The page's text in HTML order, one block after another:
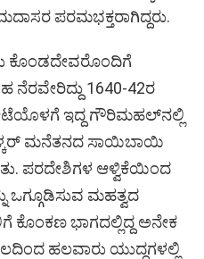
ಪರಮಭಕ್ತರಾಗಿದ್ದರು.
ಕೊಂಡದೇವರೊಂದಿಗೆ
1640-42ರ
ಇದ್ದ ಗೌರಿಮಹಲ್​ನಲ್ಲಿ
ಮನೆತನದ ಸಾಯಿಬಾಯಿ
ಪರದೇಶಿಗಳ ಆಳ್ವಿಕೆಯಿಂದ
ಒಗ್ಗೂಡಿಸುವ ಮಹತ್ವದ
ಕೊಂಕಣ ಭಾಗದಲ್ಲಿದ್ದ ಅನೇಕ
ಹಲವಾರು ಯುದ್ಧಗಳಲ್ಲಿ